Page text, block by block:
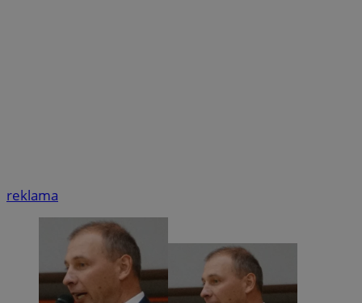
reklama